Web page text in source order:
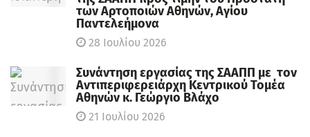
των Αρτοποιών Αθηνών, Αγίου
Παντελεήμονα
28 Ιουλίου 2026
Συνάντηση εργασίας της ΣΑΑΠΠ με τον
Αντιπεριφερειάρχη Κεντρικού Τομέα
Αθηνών κ. Γεώργιο Βλάχο
21 Ιουλίου 2026